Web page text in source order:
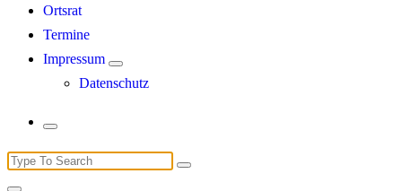
Ortsrat
Termine
Impressum
Datenschutz
Search
for: